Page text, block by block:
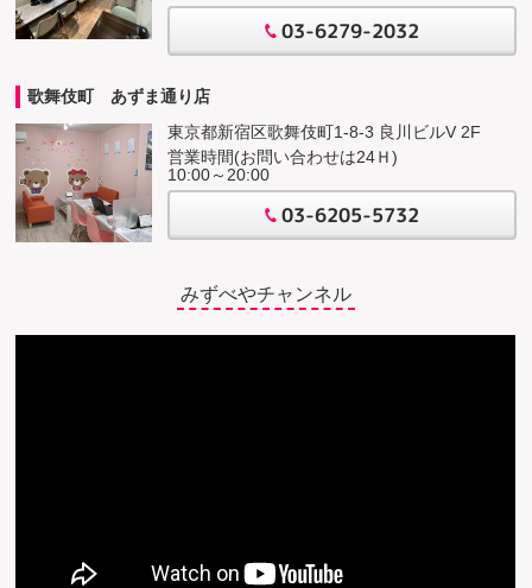
03-6279-2032
歌舞伎町 あずま通り店
東京都新宿区歌舞伎町1-8-3 良川ビルV 2F
営業時間(お問い合わせは24Ｈ)
10:00～20:00
03-6205-5732
みずべやチャンネル